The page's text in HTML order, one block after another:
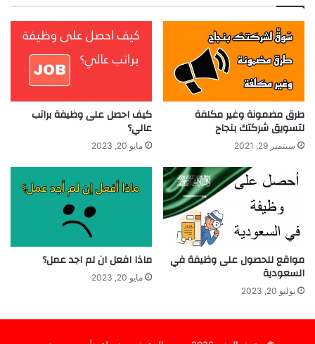
طرق مضمونة وغير مكلفة
لتسويق شركتك بنجاح
سبتمبر 29, 2021
كيف احصل على وظيفة براتب
عالي؟
مايو 20, 2023
مواقع للحصول على وظيفة في
السعودية
يوليو 20, 2023
ماذا افعل ان لم اجد عمل؟
مايو 20, 2023